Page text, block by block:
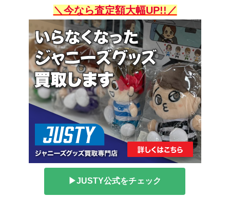
＼今なら査定額大幅UP!!／
▶JUSTY公式をチェック